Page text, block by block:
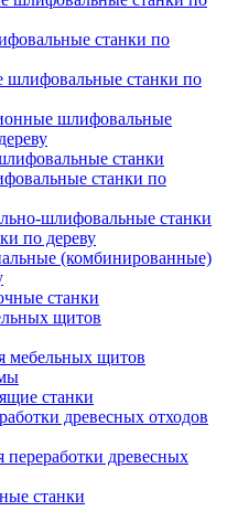
станки по
шлифовальные станки по
шлифовальные
станки
станки по
шлифовальные станки
по дереву
(комбинированные)
станки
щитов
мебельных щитов
станки
древесных отходов
переработки древесных
станки